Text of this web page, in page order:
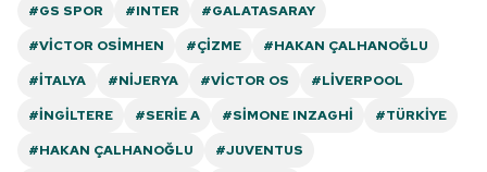
#GS SPOR #INTER
#GALATASARAY
#VICTOR OSIMHEN
#ÇIZME
#HAKAN ÇALHANOĞLU
#İTALYA
#NIJERYA #VICTOR OS
#LIVERPOOL
#İNGILTERE
#SERIE A #SIMONE INZAGHI
#TÜRKIYE
#HAKAN ÇALHANOĞLU
#JUVENTUS